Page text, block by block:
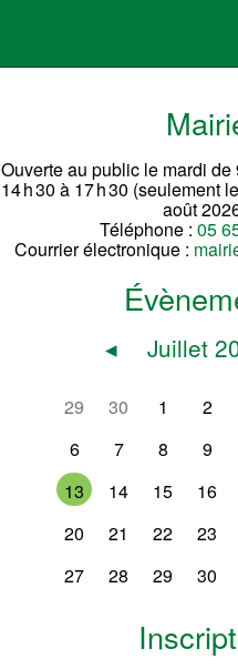
Ouverte au public le mardi de
14 h 30 à 17 h 30 (seulement
août
Téléphone :05
Courrier électronique :
◂ Juillet
29 30 1 2
6
7 8 9
13
14 15 16
20
21 22 23
27
28 29 30